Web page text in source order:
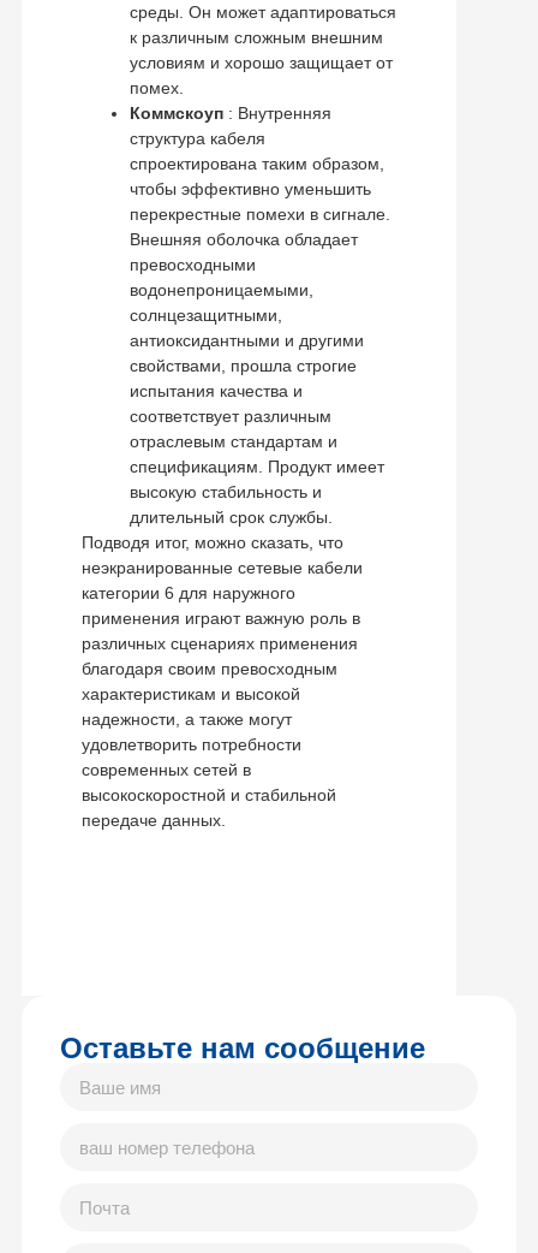
среды. Он может адаптироваться
к различным сложным внешним
условиям и хорошо защищает от
помех.
Коммскоуп : Внутренняя
структура кабеля
спроектирована таким образом,
чтобы эффективно уменьшить
перекрестные помехи в сигнале.
Внешняя оболочка обладает
превосходными
водонепроницаемыми,
солнцезащитными,
антиоксидантными и другими
свойствами, прошла строгие
испытания качества и
соответствует различным
отраслевым стандартам и
спецификациям. Продукт имеет
высокую стабильность и
длительный срок службы.
Подводя итог, можно сказать, что
неэкранированные сетевые кабели
категории 6 для наружного
применения играют важную роль в
различных сценариях применения
благодаря своим превосходным
характеристикам и высокой
надежности, а также могут
удовлетворить потребности
современных сетей в
высокоскоростной и стабильной
передаче данных.
Оставьте нам сообщение